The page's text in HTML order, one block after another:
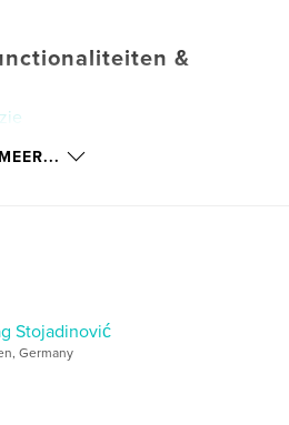
&
18×18 cm
, poezija
MEER...
Stojadinović
Germany